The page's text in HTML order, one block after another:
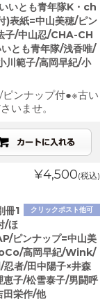
いとも青年隊K・ch
表紙=中山美穂/ピン
子/中山忍/CHA-CH
とも青年隊/浅香唯/
範子/高岡早紀/小
ンナップ付●※古い
いませ。
¥4,500(税込)
クリックポスト他可
冊1
/ほ
ピンナップ=中山美
高岡早紀/Wink/
者/田中陽子×井森
子/松雪泰子/男闘呼
田栄作/他